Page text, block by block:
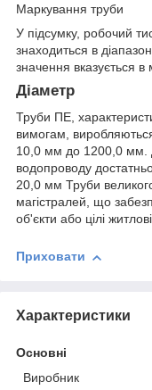
Маркування труби
У підсумку, робочий
знаходиться в
значення вказується в
Діаметр
Труби ПЕ,
вимогам,
10,0 мм до 1200,0 мм.
водопроводу
20,0 мм Труби
магістралей, що
об'єкти або цілі
Приховати
Характеристики
Основні
Виробник